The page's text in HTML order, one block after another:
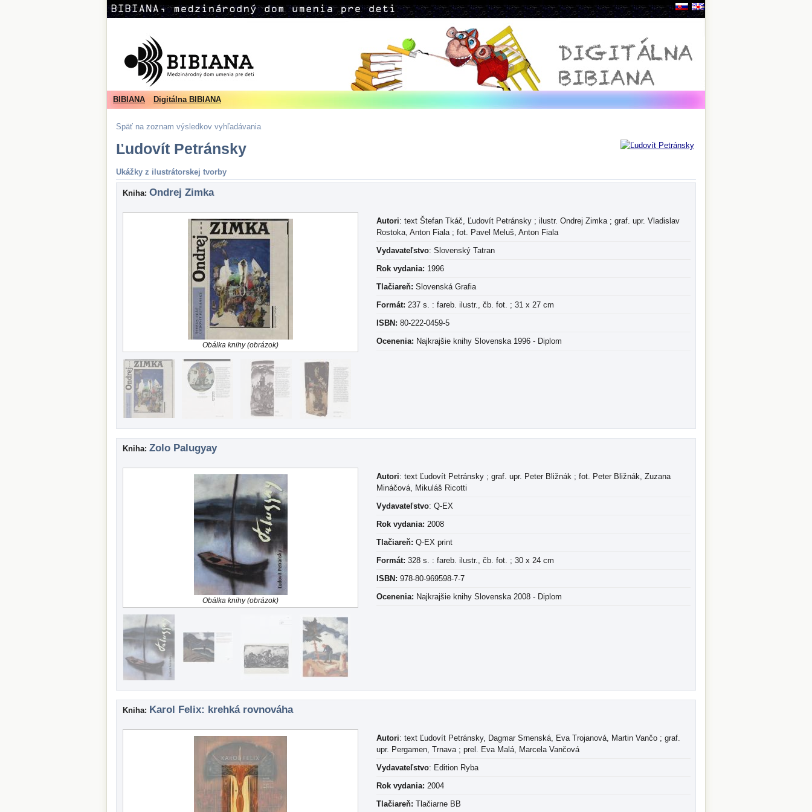
BIBIANA Digitálna BIBIANA
Späť na zoznam výsledkov vyhľadávania
Ľudovít Petránsky
Ukážky z ilustrátorskej tvorby
Kniha: Ondrej Zimka
Obálka knihy (obrázok)
Autori: text Štefan Tkáč, Ľudovít Petránsky ; ilustr. Ondrej Zimka ; graf. upr. Vladislav
Rostoka, Anton Fiala ; fot. Pavel Meluš, Anton Fiala
Vydavateľstvo: Slovenský Tatran
Rok vydania: 1996
Tlačiareň: Slovenská Grafia
Formát: 237 s. : fareb. ilustr., čb. fot. ; 31 x 27 cm
ISBN: 80-222-0459-5
Ocenenia: Najkrajšie knihy Slovenska 1996 - Diplom
Kniha: Zolo Palugyay
Obálka knihy (obrázok)
Autori: text Ľudovít Petránsky ; graf. upr. Peter Bližnák ; fot. Peter Bližnák, Zuzana
Mináčová, Mikuláš Ricotti
Vydavateľstvo: Q-EX
Rok vydania: 2008
Tlačiareň: Q-EX print
Formát: 328 s. : fareb. ilustr., čb. fot. ; 30 x 24 cm
ISBN: 978-80-969598-7-7
Ocenenia: Najkrajšie knihy Slovenska 2008 - Diplom
Kniha: Karol Felix: krehká rovnováha
Autori: text Ľudovít Petránsky, Dagmar Srnenská, Eva Trojanová, Martin Vančo ; graf.
upr. Pergamen, Trnava ; prel. Eva Malá, Marcela Vančová
Vydavateľstvo: Edition Ryba
Rok vydania: 2004
Tlačiareň: Tlačiarne BB